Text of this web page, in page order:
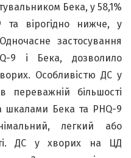
Бека, у 58,1%
та вірогідно нижче, у
застосування
9 і Бека, дозволило
Особливістю ДС у
більшості
шкалами Бека та PHQ-9
легкий або
ДС у хворих на ЦД